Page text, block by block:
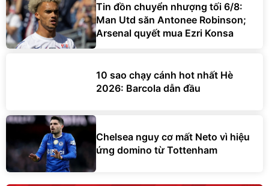
Tin đồn chuyển nhượng tối 6/8:
Man Utd săn Antonee Robinson;
Arsenal quyết mua Ezri Konsa
10 sao chạy cánh hot nhất Hè
2026: Barcola dẫn đầu
Chelsea nguy cơ mất Neto vì hiệu
ứng domino từ Tottenham